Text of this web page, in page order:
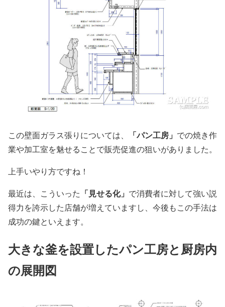
この壁面ガラス張りについては、 「パン工房」 での焼き作
業や加工室を魅せることで販売促進の狙いがありました。
上手いやり方ですね！
最近は、こういった 「見せる化」 で消費者に対して強い説
得力を誇示した店舗が増えていますし、今後もこの手法は
成功の鍵といえます。
大きな釜を設置したパン工房と厨房内
の展開図